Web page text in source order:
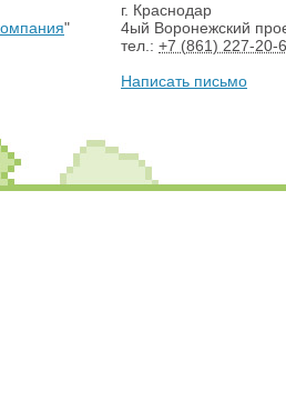
"
г. Краснодар
4ый Воронежский
тел.: +7 (861) 227-20-
Написать письмо